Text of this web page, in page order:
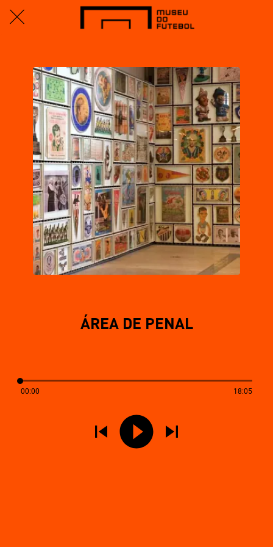
ÁREA DE PENAL
00:00 18:05